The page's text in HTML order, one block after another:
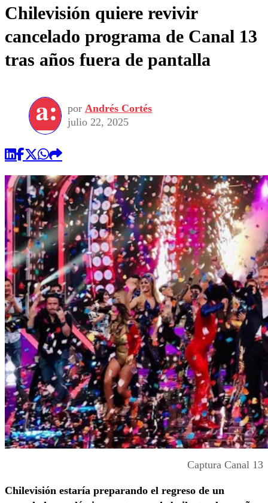
Chilevisión quiere revivir
cancelado programa de Canal 13
tras años fuera de pantalla
por Andrés Cortés
julio 22, 2025
Captura Canal 13
Chilevisión estaría preparando el regreso de un